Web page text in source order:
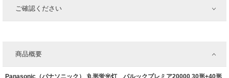
ご確認ください
商品概要
Panasonic（パナソニック） 丸形蛍光灯 パルックプレミア20000 30形+40形